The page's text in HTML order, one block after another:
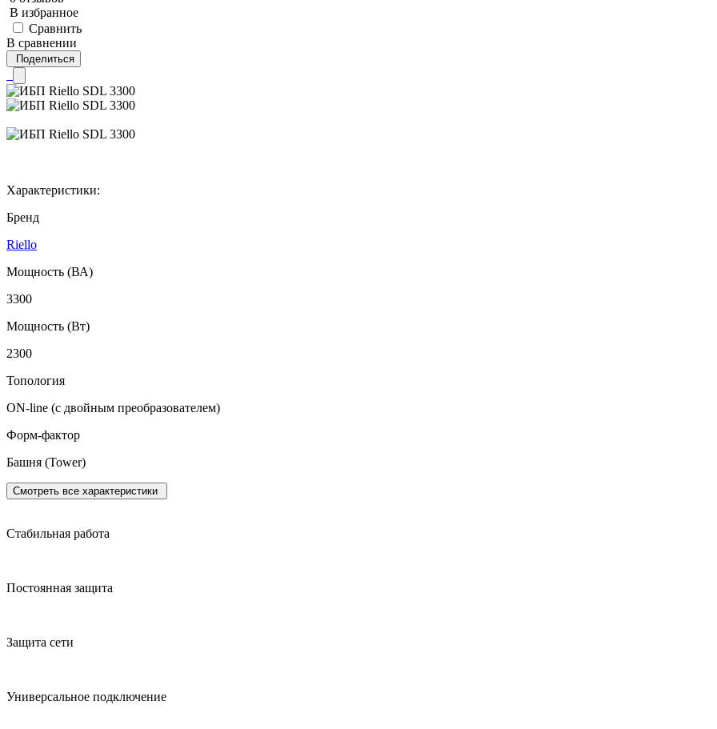
В избранное
Сравнить
В сравнении
Поделиться
Характеристики:
Бренд
Riello
Мощность (ВА)
3300
Мощность (Вт)
2300
Топология
ON-line (с двойным преобразователем)
Форм-фактор
Башня (Tower)
Смотреть все характеристики
Стабильная работа
Постоянная защита
Защита сети
Универсальное подключение